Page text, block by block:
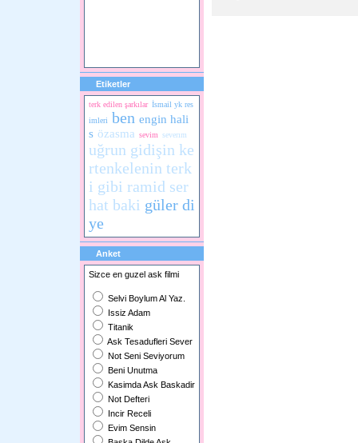
Etiketler
terk edilen şarkılar İsmail yk res
imleri ben engin hali
s özasma sevim severım
uğrun gidişin ke
rtenkelenin terk
i gibi ramid ser
hat baki güler di
ye
Anket
Sizce en guzel ask filmi
Selvi Boylum Al Yaz.
Issiz Adam
Titanik
Ask Tesadufleri Sever
Not Seni Seviyorum
Beni Unutma
Kasimda Ask Baskadir
Not Defteri
Incir Receli
Evim Sensin